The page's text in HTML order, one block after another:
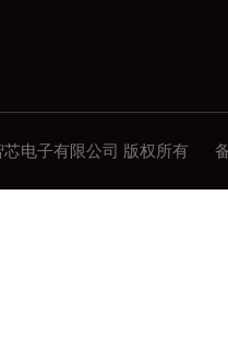
芯电子有限公司 版权所有